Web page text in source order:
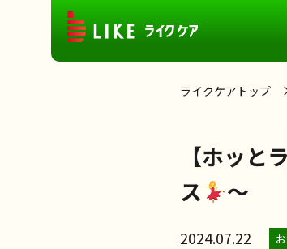
ライクケアトップ
【ホッと
ス
～
2024.07.22